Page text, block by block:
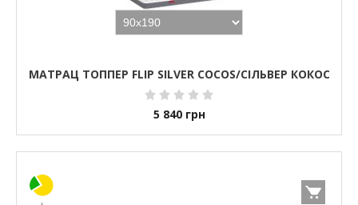
МАТРАЦ ТОППЕР FLIP SILVER COCOS/СІЛЬВЕР КОКОС
5 840 грн